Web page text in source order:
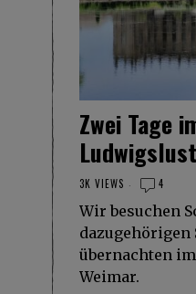
Zwei Tage
Ludwigslust
3K VIEWS 4
Wir besuchen
dazugehörigen
übernachten
Weimar.